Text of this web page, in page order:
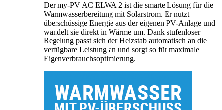
Der my-PV AC ELWA 2 ist die smarte Lösung für die
Warmwasserbereitung mit Solarstrom. Er nutzt
überschüssige Energie aus der eigenen PV-Anlage und
wandelt sie direkt in Wärme um. Dank stufenloser
Regelung passt sich der Heizstab automatisch an die
verfügbare Leistung an und sorgt so für maximale
Eigenverbrauchsoptimierung.